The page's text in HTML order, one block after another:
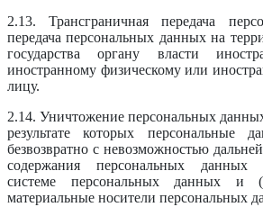
2.13. Трансграничная передача
передача персональных данных на
государства органу власти
иностранному физическому или
лицу.
2.14. Уничтожение персональных
результате которых персональные
безвозвратно с невозможностью
содержания персональных данных
системе персональных данных и
материальные носители персональных